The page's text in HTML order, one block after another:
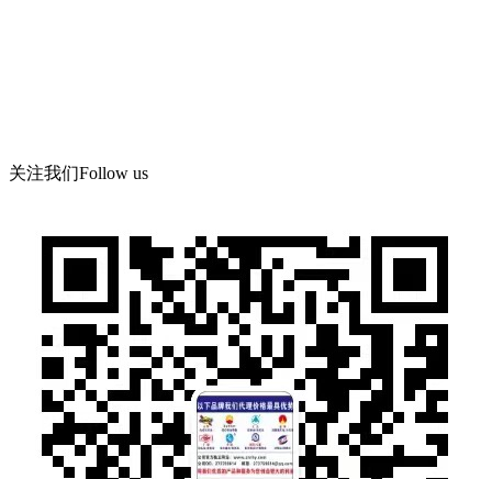
关注我们Follow us